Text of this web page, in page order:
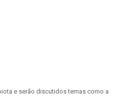
e serão discutidos temas como a